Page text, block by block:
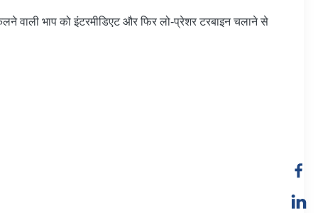
वाली भाप को इंटरमीडिएट और फिर लो-प्रेशर टरबाइन चलाने से